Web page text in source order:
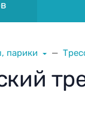
парики